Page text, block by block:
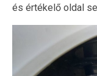
és értékelő oldal